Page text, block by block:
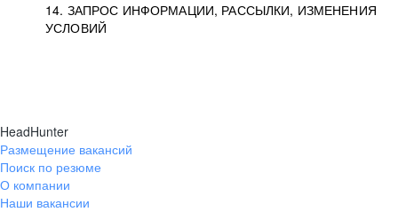
14. ЗАПРОС ИНФОРМАЦИИ, РАССЫЛКИ, ИЗМЕНЕНИЯ
УСЛОВИЙ
HeadHunter
Размещение вакансий
Поиск по резюме
О компании
Наши вакансии